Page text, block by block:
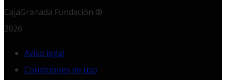
CajaGranada Fundación ®
2026
Aviso legal
Condiciones de uso